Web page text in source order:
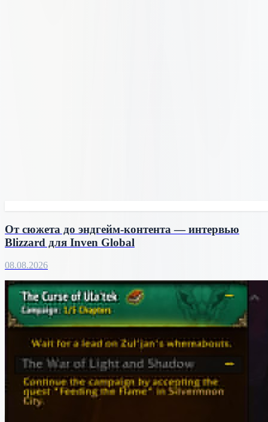
От сюжета до эндгейм-контента — интервью
Blizzard для Inven Global
08.08.2026